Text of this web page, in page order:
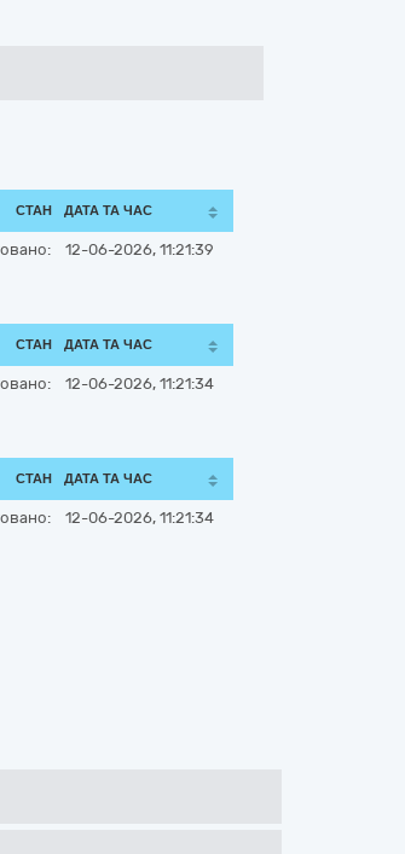
СТАН ДАТА ТА ЧАС
12-06-2026, 11:21:39
СТАН ДАТА ТА ЧАС
12-06-2026, 11:21:34
СТАН ДАТА ТА ЧАС
12-06-2026, 11:21:34